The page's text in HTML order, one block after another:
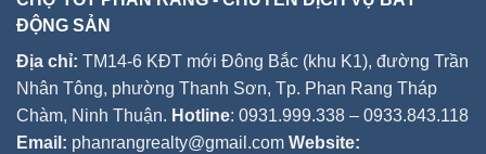
ĐỘNG SẢN
Địa chỉ: TM14-6 KĐT mới Đông Bắc (khu K1), đường Trần
Nhân Tông, phường Thanh Sơn, Tp. Phan Rang Tháp
Chàm, Ninh Thuận. Hotline: 0931.999.338 – 0933.843.118
Email: phanrangrealty@gmail.com Website: